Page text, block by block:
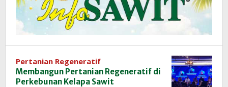
Pertanian Regeneratif
Membangun Pertanian Regeneratif di
Perkebunan Kelapa Sawit